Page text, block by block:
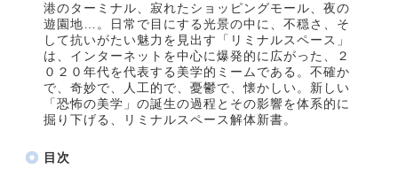
港のターミナル、寂れたショッピングモール、夜の
遊園地…。日常で目にする光景の中に、不穏さ、そ
して抗いがたい魅力を見出す「リミナルスペース」
は、インターネットを中心に爆発的に広がった、２
０２０年代を代表する美学的ミームである。不確か
で、奇妙で、人工的で、憂鬱で、懐かしい。新しい
「恐怖の美学」の誕生の過程とその影響を体系的に
掘り下げる、リミナルスペース解体新書。
目次